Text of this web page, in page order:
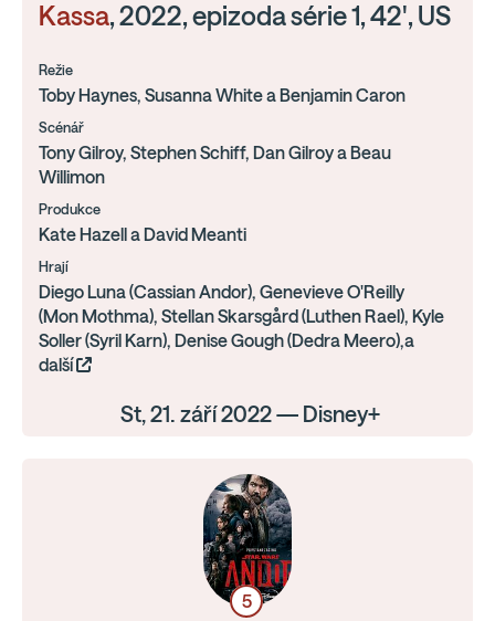
Kassa, 2022, epizoda série 1, 42', US
Režie
Toby Haynes, Susanna White a Benjamin Caron
Scénář
Tony Gilroy, Stephen Schiff, Dan Gilroy a Beau
Willimon
Produkce
Kate Hazell a David Meanti
Hrají
Diego Luna (Cassian Andor), Genevieve O'Reilly
(Mon Mothma), Stellan Skarsgård (Luthen Rael), Kyle
Soller (Syril Karn), Denise Gough (Dedra Meero),a
další
St, 21. září 2022 — Disney+
5